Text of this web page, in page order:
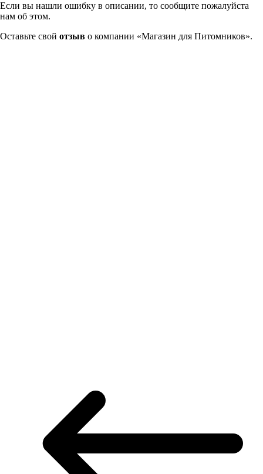
Если вы нашли ошибку в описании, то сообщите пожалуйста
нам об этом.
Оставьте свой отзыв о компании «Магазин для Питомников».